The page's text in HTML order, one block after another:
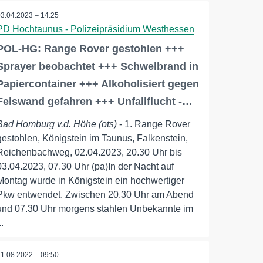
– 14:25
Hochtaunus - Polizeipräsidium Westhessen
HG: Range Rover gestohlen +++
beobachtet +++ Schwelbrand in
+++ Alkoholisiert gegen
gefahren +++ Unfallflucht -…
Homburg v.d. Höhe (ots) - 1. Range Rover
Königstein im Taunus, Falkenstein,
02.04.2023, 20.30 Uhr bis
07.30 Uhr (pa)In der Nacht auf
wurde in Königstein ein hochwertiger
entwendet. Zwischen 20.30 Uhr am Abend
07.30 Uhr morgens stahlen Unbekannte im
– 09:50